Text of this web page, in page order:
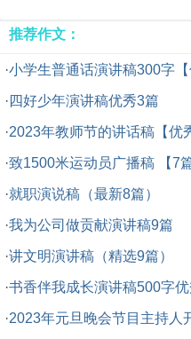
推荐作文：
·小学生普通话演讲稿300字【
· 四好少年演讲稿优秀3篇
·2023年教师节的讲话稿【优
·致1500米运动员广播稿 【7篇
·就职演说稿（最新8篇）
·我为公司做贡献演讲稿9篇
·讲文明演讲稿（精选9篇）
·书香伴我成长演讲稿500字
·2023年元旦晚会节目主持人